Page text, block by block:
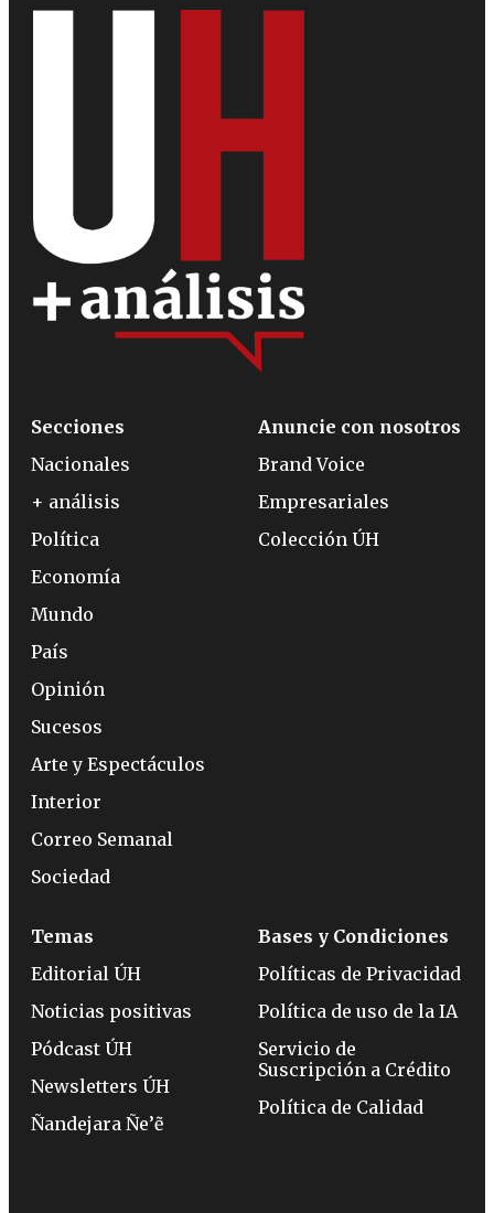
Secciones
Nacionales
+ análisis
Política
Economía
Mundo
País
Opinión
Sucesos
Arte y Espectáculos
Interior
Correo Semanal
Sociedad
Anuncie con nosotros
Brand Voice
Empresariales
Colección ÚH
Temas
Editorial ÚH
Noticias positivas
Pódcast ÚH
Newsletters ÚH
Ñandejara Ñe’ẽ
Bases y Condiciones
Políticas de Privacidad
Política de uso de la IA
Servicio de
Suscripción a Crédito
Política de Calidad